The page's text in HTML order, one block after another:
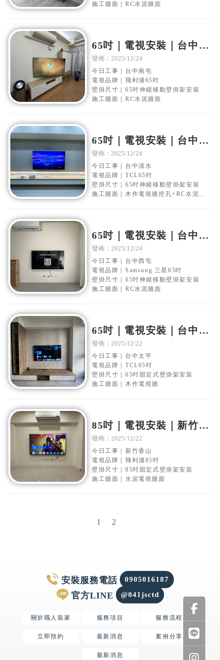
施工牆面｜RC水泥牆面
65吋｜電視安裝｜台中南
屯｜水泥電視牆｜移動伸
縮壁掛架安裝
發佈：2025/12/24
今日工事｜台中南屯
電視品牌｜飛利浦65吋
壁掛尺寸｜65吋伸縮移動壁掛架安裝
施工牆面｜RC水泥牆面
65吋｜電視安裝｜台中清
水｜水泥電視牆｜移動伸
縮壁掛架安裝
發佈：2025/12/24
今日工事｜台中清水
電視品牌｜TCL65吋
壁掛尺寸｜65吋伸縮移動壁掛架安裝
施工牆面｜木作電視牆挖孔+RC水泥牆
65吋｜電視安裝｜台中西
屯｜水泥電視牆｜移動伸
縮壁掛架安裝
發佈：2025/12/24
今日工事｜台中西屯
電視品牌｜Samsung 三星65吋
壁掛尺寸｜65吋伸縮移動壁掛架安裝
施工牆面｜RC水泥牆面
65吋｜電視安裝｜台中太
平｜木作電視牆｜固定式
壁掛架安裝
發佈：2025/12/22
今日工事｜台中太平
電視品牌｜TCL65吋
壁掛尺寸｜65吋固定式壁掛架安裝
施工牆面｜木作電視牆
85吋｜電視安裝｜新竹香
山｜水泥電視牆面｜固定
式壁掛架安裝
發佈：2025/12/22
今日工事｜新竹香山
電視品牌｜飛利浦85吋
壁掛尺寸｜85吋固定式壁掛架安裝
施工牆面｜水泥電視牆面
1 2
@041jsctd
0905016187
關於職人裝家 服務項目 服務流程
立即預約 最新消息 案例分享
最新消息